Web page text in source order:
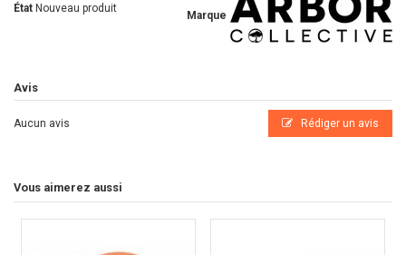
Marque
État Nouveau produit
Avis
Aucun avis Rédiger un avis
Vous aimerez aussi